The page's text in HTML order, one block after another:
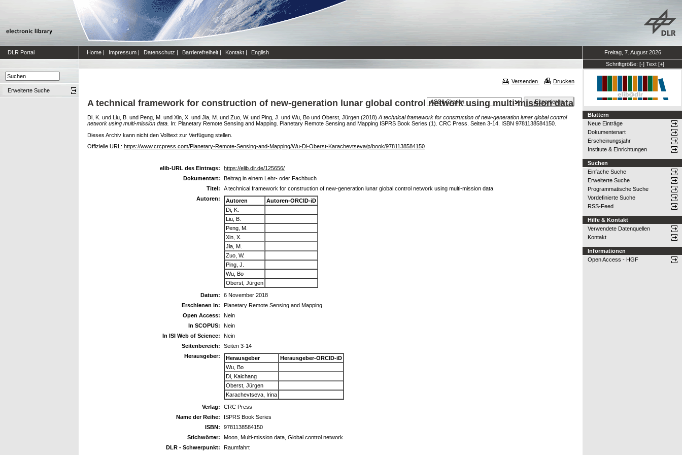
DLR Portal Home | Impressum | Datenschutz | Barrierefreiheit | Kontakt | English
Freitag, 7. August 2026
Schriftgröße: [-] Text [+]
Erweiterte Suche
Versenden Drucken
A technical framework for construction of new-generation lunar global control network using multi-mission data
Di, K. und Liu, B. und Peng, M. und Xin, X. und Jia, M. und Zuo, W. und Ping, J. und Wu, Bo und Oberst, Jürgen (2018) A technical framework for construction of new-generation lunar global control
network using multi-mission data. In: Planetary Remote Sensing and Mapping. Planetary Remote Sensing and Mapping ISPRS Book Series (1). CRC Press. Seiten 3-14. ISBN 9781138584150.
Dieses Archiv kann nicht den Volltext zur Verfügung stellen.
Offizielle URL: https://www.crcpress.com/Planetary-Remote-Sensing-and-Mapping/Wu-Di-Oberst-Karachevtseva/p/book/9781138584150
elib-URL des Eintrags:
https://elib.dlr.de/125656/
Dokumentart:
Beitrag in einem Lehr- oder Fachbuch
Titel:
A technical framework for construction of new-generation lunar global control network using multi-mission data
Autoren:
Autoren
Autoren-ORCID-iD
Di, K.
Liu, B.
Peng, M.
Xin, X.
Jia, M.
Zuo, W.
Ping, J.
Wu, Bo
Oberst, Jürgen
Datum:
6 November 2018
Erschienen in:
Planetary Remote Sensing and Mapping
Open Access:
Nein
In SCOPUS:
Nein
In ISI Web of Science:
Nein
Seitenbereich:
Seiten 3-14
Herausgeber:
Herausgeber
Herausgeber-ORCID-iD
Wu, Bo
Di, Kaichang
Oberst, Jürgen
Karachevtseva, Irina
Verlag:
CRC Press
Name der Reihe:
ISPRS Book Series
ISBN:
9781138584150
Stichwörter:
Moon, Multi-mission data, Global control network
DLR - Schwerpunkt:
Raumfahrt
Blättern
Neue Einträge
Dokumentenart
Erscheinungsjahr
Institute & Einrichtungen
Suchen
Einfache Suche
Erweiterte Suche
Programmatische Suche
Vordefinierte Suche
RSS-Feed
Hilfe & Kontakt
Verwendete Datenquellen
Kontakt
Informationen
Open Access - HGF